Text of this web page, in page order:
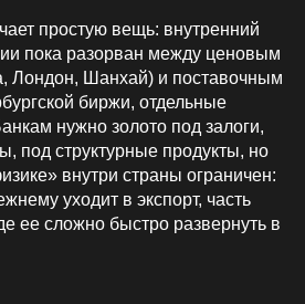
простую вещь: внутренний
пока разорван между ценовым
Лондон, Шанхай) и поставочным
биржи, отдельные
нужно золото под залоги,
под структурные продукты, но
внутри страны ограничен:
уходит в экспорт, часть
ее сложно быстро развернуть в